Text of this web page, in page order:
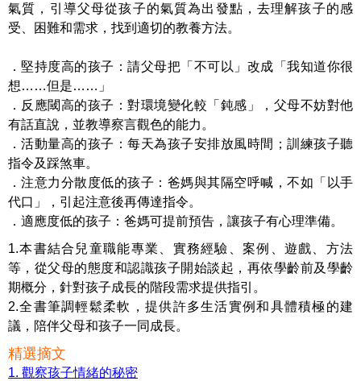
氣質，引導父母從孩子的氣質為出發點，去理解孩子的感
受、困難和需求，找到適切的教養方法。
．堅持度高的孩子：請父母把「不可以」改成「我知道你很
想……但是……」
．反應閾高的孩子：對環境變化較「鈍感」，父母不妨對他
有話直說，並教導察言觀色的能力。
．活動量高的孩子：每天為孩子安排放風時間；訓練孩子聽
指令及踩煞車。
．注意力分散度低的孩子：爸媽與其隔空呼喊，不如「以手
代口」，引起注意後再傳達指令。
．適應度低的孩子：爸媽可提前預告，讓孩子有心理準備。
1.本書結合兒童職能專業、實務經驗、案例、遊戲、方法
等，從父母的態度和認識孩子開始談起，再依學齡前及學齡
期概分，針對孩子成長的階段需求提供指引。
2.全書筆調輕鬆柔軟，提供許多生活實例和具體積極的建
議，陪伴父母和孩子一同成長。
精選摘文
1. 觀察孩子情緒的秘密